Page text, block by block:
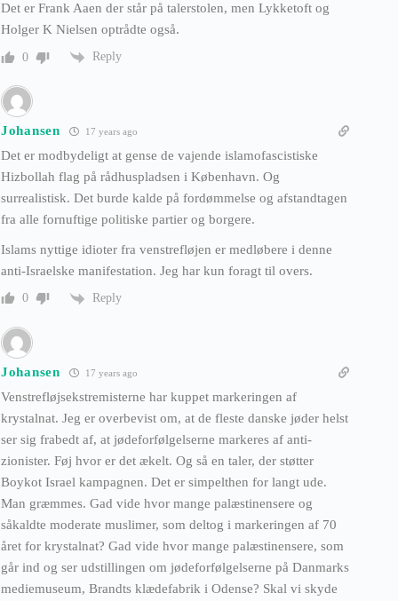
Det er Frank Aaen der står på talerstolen, men Lykketoft og
Holger K Nielsen optrådte også.
0 Reply
Johansen 17 years ago
Det er modbydeligt at gense de vajende islamofascistiske
Hizbollah flag på rådhuspladsen i København. Og
surrealistisk. Det burde kalde på fordømmelse og afstandtagen
fra alle fornuftige politiske partier og borgere.
Islams nyttige idioter fra venstrefløjen er medløbere i denne
anti-Israelske manifestation. Jeg har kun foragt til overs.
0 Reply
Johansen 17 years ago
Venstrefløjsekstremisterne har kuppet markeringen af
krystalnat. Jeg er overbevist om, at de fleste danske jøder helst
ser sig frabedt af, at jødeforfølgelserne markeres af anti-
zionister. Føj hvor er det ækelt. Og så en taler, der støtter
Boykot Israel kampagnen. Det er simpelthen for langt ude.
Man græmmes. Gad vide hvor mange palæstinensere og
såkaldte moderate muslimer, som deltog i markeringen af 70
året for krystalnat? Gad vide hvor mange palæstinensere, som
går ind og ser udstillingen om jødeforfølgelserne på Danmarks
mediemuseum, Brandts klædefabrik i Odense? Skal vi skyde